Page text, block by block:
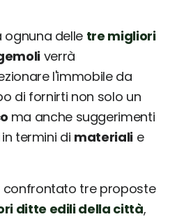
ognuna delle tre migliori
verrà
l'immobile da
di fornirti non solo un
ma anche suggerimenti
termini di materialie
confrontato tre proposte
ditte edili della città,